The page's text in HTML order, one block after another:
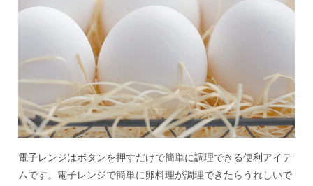
電子レンジはボタンを押すだけで簡単に調理できる便利アイテ
ムです。電子レンジで簡単に卵料理が調理できたらうれしいで